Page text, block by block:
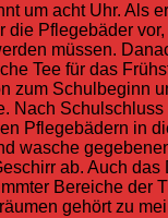
um acht Uhr. Als
die Pflegebäder
müssen.
Tee für das
zum Schulbeginn
Nach
Pflegebädern in
wasche
ab. Auch das
Bereiche der
gehört zu